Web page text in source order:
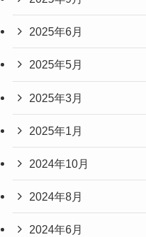
2025年6月
2025年5月
2025年3月
2025年1月
2024年10月
2024年8月
2024年6月